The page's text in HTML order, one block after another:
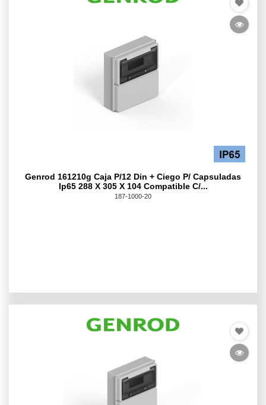
Genrod 161210g Caja P/12 Din + Ciego P/ Capsuladas
Ip65 288 X 305 X 104 Compatible C/...
187-1000-20